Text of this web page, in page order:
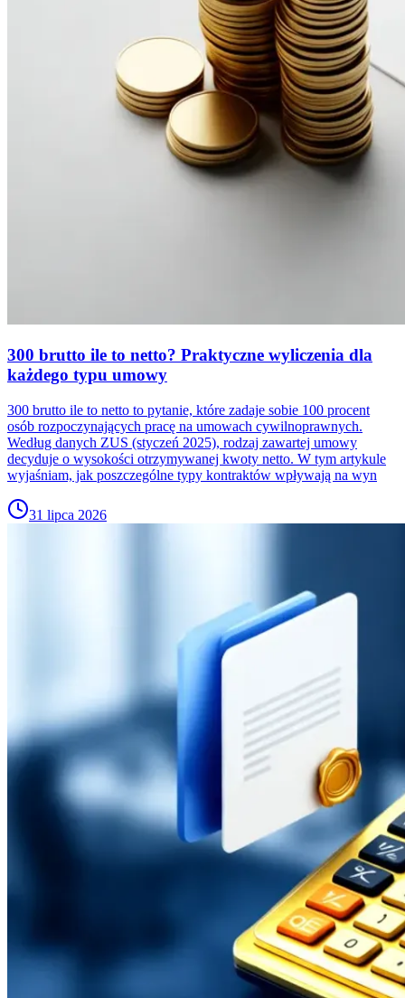
300 brutto ile to netto? Praktyczne wyliczenia dla
każdego typu umowy
300 brutto ile to netto to pytanie, które zadaje sobie 100 procent
osób rozpoczynających pracę na umowach cywilnoprawnych.
Według danych ZUS (styczeń 2025), rodzaj zawartej umowy
decyduje o wysokości otrzymywanej kwoty netto. W tym artykule
wyjaśniam, jak poszczególne typy kontraktów wpływają na wyn
31 lipca 2026